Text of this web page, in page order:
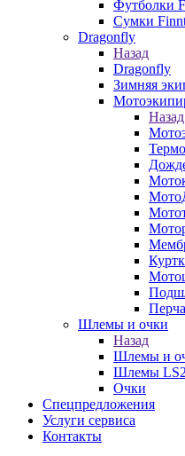
Футболки
Сумки
Dragonfly
Назад
Dragonfly
Зимняя
Назад
Шлемы и очки
Назад
Шлемы и
Шлемы LS2
Очки
Спецпредложения
Услуги сервиса
Контакты